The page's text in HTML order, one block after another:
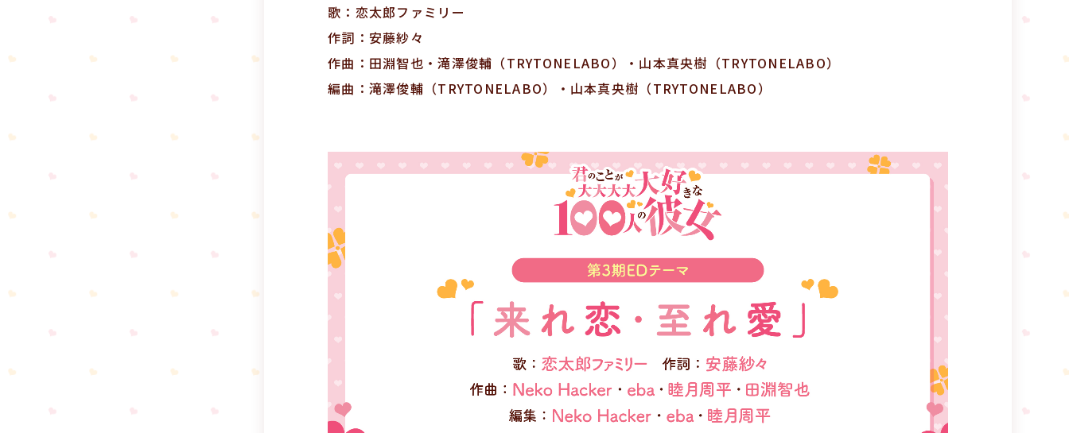
歌：恋太郎ファミリー
作詞：安藤紗々
作曲：田淵智也・滝澤俊輔（TRYTONELABO）・山本真央樹（TRYTONELABO）
編曲：滝澤俊輔（TRYTONELABO）・山本真央樹（TRYTONELABO）